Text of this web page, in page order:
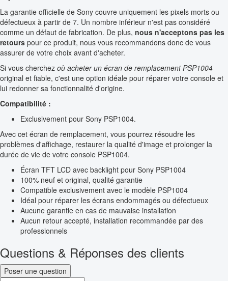
La garantie officielle de Sony couvre uniquement les pixels morts ou
défectueux à partir de 7. Un nombre inférieur n'est pas considéré
comme un défaut de fabrication. De plus, nous n'acceptons pas les
retours pour ce produit, nous vous recommandons donc de vous
assurer de votre choix avant d'acheter.
Si vous cherchez où acheter un écran de remplacement PSP1004
original et fiable, c'est une option idéale pour réparer votre console et
lui redonner sa fonctionnalité d'origine.
Compatibilité :
Exclusivement pour Sony PSP1004.
Avec cet écran de remplacement, vous pourrez résoudre les
problèmes d'affichage, restaurer la qualité d'image et prolonger la
durée de vie de votre console PSP1004.
Écran TFT LCD avec backlight pour Sony PSP1004
100% neuf et original, qualité garantie
Compatible exclusivement avec le modèle PSP1004
Idéal pour réparer les écrans endommagés ou défectueux
Aucune garantie en cas de mauvaise installation
Aucun retour accepté, installation recommandée par des
professionnels
Questions & Réponses des clients
Poser une question